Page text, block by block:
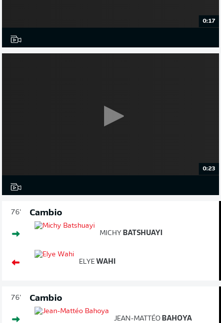
0:17
0:23
76' Cambio
MICHY BATSHUAYI
ELYE WAHI
76' Cambio
JEAN-MATTÉO BAHOYA